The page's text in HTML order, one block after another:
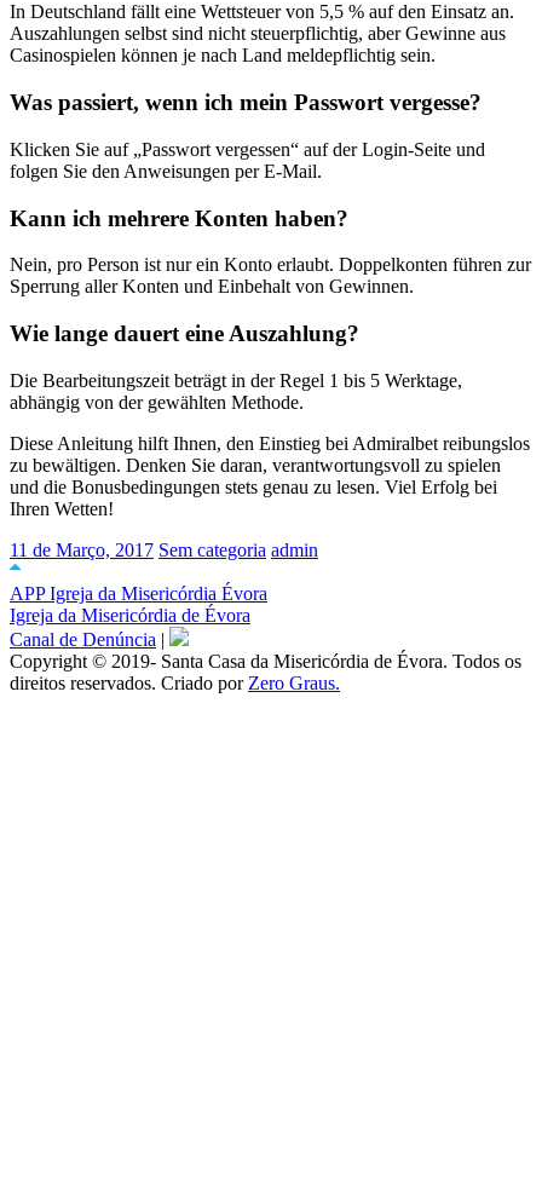
In Deutschland fällt eine Wettsteuer von 5,5 % auf den Einsatz an.
Auszahlungen selbst sind nicht steuerpflichtig, aber Gewinne aus
Casinospielen können je nach Land meldepflichtig sein.
Was passiert, wenn ich mein Passwort vergesse?
Klicken Sie auf „Passwort vergessen“ auf der Login-Seite und
folgen Sie den Anweisungen per E-Mail.
Kann ich mehrere Konten haben?
Nein, pro Person ist nur ein Konto erlaubt. Doppelkonten führen zur
Sperrung aller Konten und Einbehalt von Gewinnen.
Wie lange dauert eine Auszahlung?
Die Bearbeitungszeit beträgt in der Regel 1 bis 5 Werktage,
abhängig von der gewählten Methode.
Diese Anleitung hilft Ihnen, den Einstieg bei Admiralbet reibungslos
zu bewältigen. Denken Sie daran, verantwortungsvoll zu spielen
und die Bonusbedingungen stets genau zu lesen. Viel Erfolg bei
Ihren Wetten!
11 de Março, 2017 Sem categoria admin
APP Igreja da Misericórdia Évora
Igreja da Misericórdia de Évora
Canal de Denúncia |
Copyright © 2019- Santa Casa da Misericórdia de Évora. Todos os
direitos reservados. Criado por Zero Graus.